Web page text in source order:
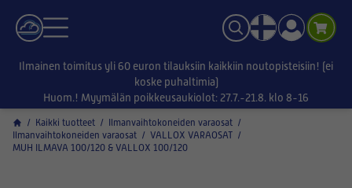
Ilmainen toimitus yli 60 euron tilauksiin kaikkiin noutopisteisiin! (ei
koske puhaltimia)
Huom.! Myymälän poikkeusaukiolot: 27.7.-21.8. klo 8-16
/ Kaikki tuotteet / Ilmanvaihtokoneiden varaosat /
Ilmanvaihtokoneiden varaosat / VALLOX VARAOSAT /
MUH ILMAVA 100/120 & VALLOX 100/120